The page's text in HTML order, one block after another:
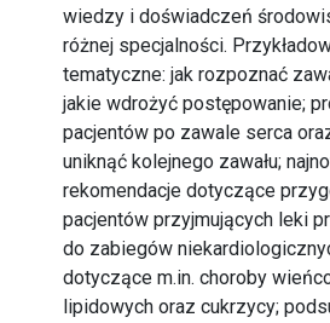
wiedzy i doświadczeń
różnej specjalności.
tematyczne: jak rozpoznać
jakie wdrożyć postępowanie;
pacjentów po zawale serca
uniknąć kolejnego zawału;
rekomendacje dotyczące
pacjentów przyjmujących leki
do zabiegów
dotyczące m.in. choroby
lipidowych oraz cukrzycy;